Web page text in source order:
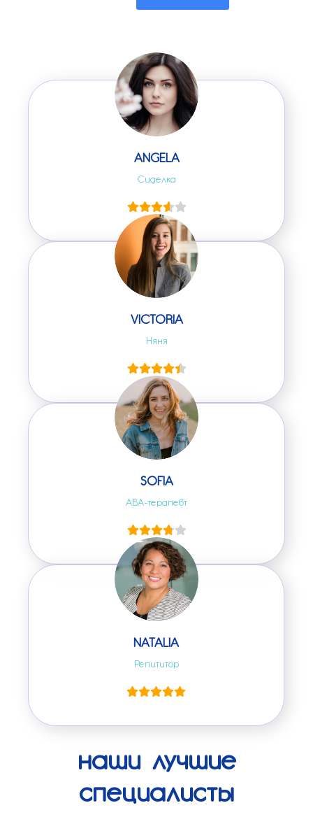
ANGELA
Сиделка
Няня
SOFIA
ABA-терапевт
NATALIA
Репититор
наши лучшие